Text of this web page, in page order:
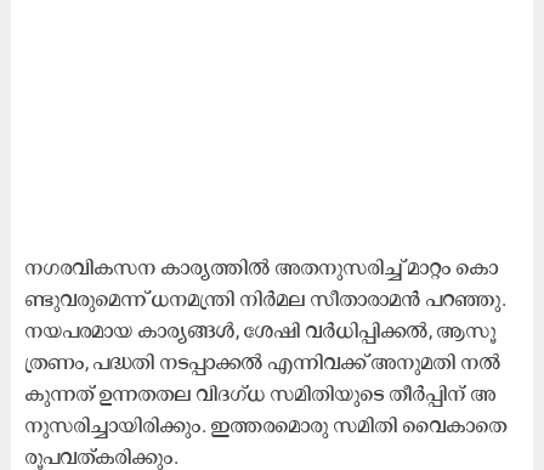
ന​ഗ​ര​വി​ക​സ​ന കാ​ര്യ​ത്തി​ൽ അ​ത​നു​സ​രി​ച്ച് മാ​റ്റം കൊ​
ണ്ടു​വ​രു​മെ​ന്ന് ധ​ന​മ​ന്ത്രി നി​ർ​മ​ല സീ​താ​രാ​മ​ൻ പ​റ​ഞ്ഞു.
ന​യ​പ​ര​മാ​യ കാ​ര്യ​ങ്ങ​ൾ, ശേ​ഷി വ​ർ​ധി​പ്പി​ക്ക​ൽ, ആ​സൂ​
ത്ര​ണം, പ​ദ്ധ​തി ന​ട​പ്പാ​ക്ക​ൽ എ​ന്നി​വ​ക്ക് അ​നു​മ​തി ന​ൽ​
കു​ന്ന​ത് ഉ​ന്ന​ത​ത​ല വി​ദ​ഗ്ധ സ​മി​തി​യു​ടെ തീ​ർ​പ്പി​ന് അ​
നു​സ​രി​ച്ചാ​യി​രി​ക്കും. ഇ​ത്ത​ര​മൊ​രു സ​മി​തി വൈ​കാ​തെ
രൂ​പ​വ​ത്​​ക​രി​ക്കും.